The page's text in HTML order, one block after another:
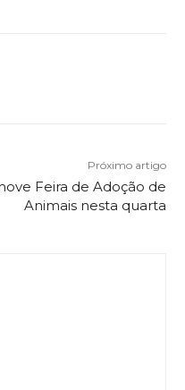
Próximo artigo
Feira de Adoção de
Animais nesta quarta